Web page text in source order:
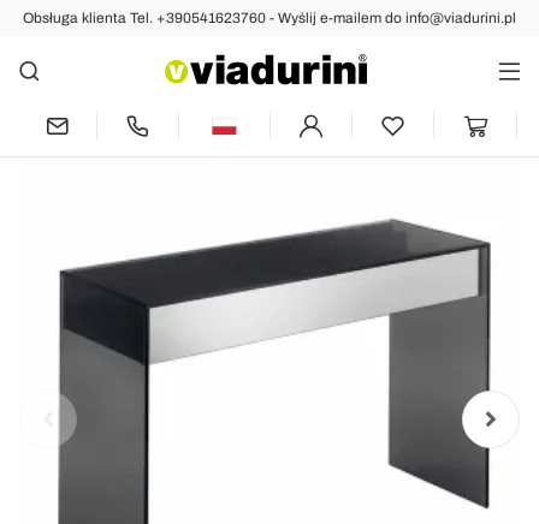
Obsługa klienta Tel. +390541623760 - Wyślij e-mailem do info@viadurini.pl
Indietro Poprzedni następny
Design Consolle Desk w Smokey Glass z
szufladami Made in Italy - Mantra